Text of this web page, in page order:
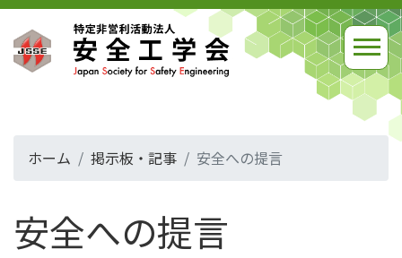
ホーム 掲示板・記事 安全への提言
安全への提言